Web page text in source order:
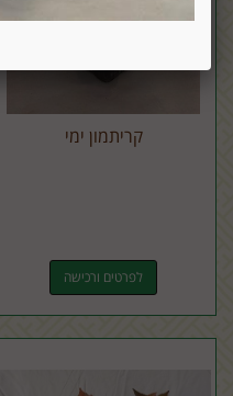
קריתמון ימי
לפרטים ורכישה